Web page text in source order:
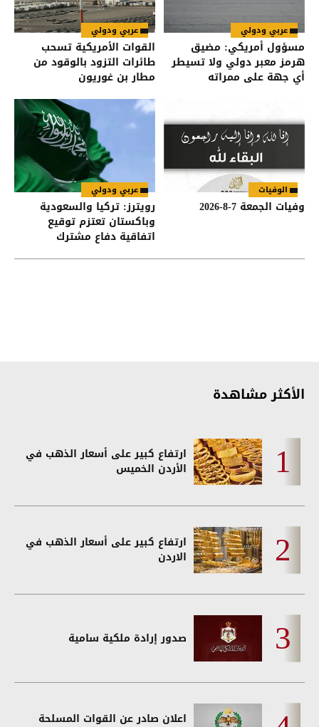
عربي ودولي
مسؤول أمريكي: مضيق
هرمز معبر دولي ولا تسيطر
أي جهة على ممراته
عربي ودولي
القوات الأمريكية تسحب
طائرات التزود بالوقود من
مطار بن غوريون
الوفيات
وفيات الجمعة 7-8-2026
عربي ودولي
رويترز: تركيا والسعودية
وباكستان تعتزم توقيع
اتفاقية دفاع مشترك
الأكثر مشاهدة
ارتفاع كبير على أسعار الذهب في
الأردن الخميس
ارتفاع كبير على أسعار الذهب في
الاردن
صدور إرادة ملكية سامية
اعلان صادر عن القوات المسلحة